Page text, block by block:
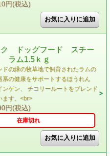
円(税込)
ク ドッグフード スチー
ラム1.5ｋｇ
ドの緑の牧草地で飼育されたラムの
系の健康をサポートするほうれん
ンゲン、 チコリールートをブレンド
ます。<br>
円(税込)
在庫切れ